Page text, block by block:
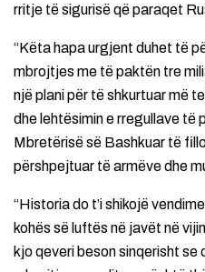
rritje të sigurisë që paraqet
“Këta hapa urgjent duhet të
mbrojtjes me të paktën tre
një plani për të shkurtuar më
dhe lehtësimin e rregullave të
Mbretërisë së Bashkuar të
përshpejtuar të armëve dhe
“Historia do t’i shikojë
kohës së luftës në javët në
kjo qeveri beson sinqerisht